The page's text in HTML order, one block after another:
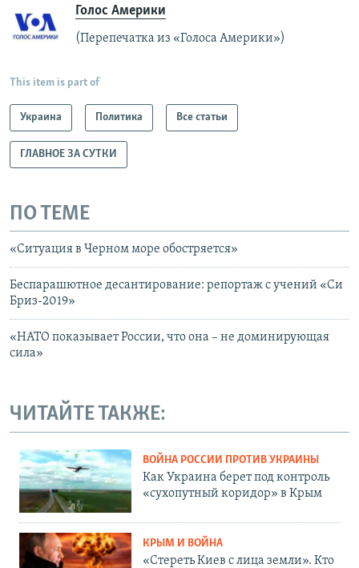
Голос Америки
(Перепечатка из «Голоса Америки»)
This item is part of
Украина Политика Все статьи
ГЛАВНОЕ ЗА СУТКИ
ПО ТЕМЕ
«Ситуация в Черном море обостряется»
Беспарашютное десантирование: репортаж с учений «Си
Бриз-2019»
«НАТО показывает России, что она – не доминирующая
сила»
ЧИТАЙТЕ ТАКЖЕ:
ВОЙНА РОССИИ ПРОТИВ УКРАИНЫ
Как Украина берет под контроль
«сухопутный коридор» в Крым
КРЫМ И ВОЙНА
«Стереть Киев с лица земли». Кто